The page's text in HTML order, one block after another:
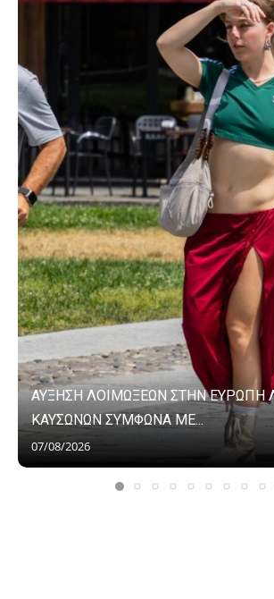
ΑΥΞΗΣΗ ΛΟΙΜΩΞΕΩΝ ΣΤΗΝ ΕΥΡΩΠΗ
ΚΑΥΣΩΝΩΝ ΣΥΜΦΩΝΑ ΜΕ...
07/08/2026